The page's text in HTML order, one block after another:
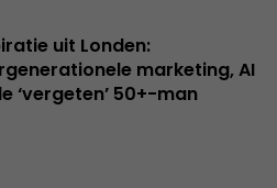
uit Londen:
marketing, AI
‘vergeten’ 50+-man